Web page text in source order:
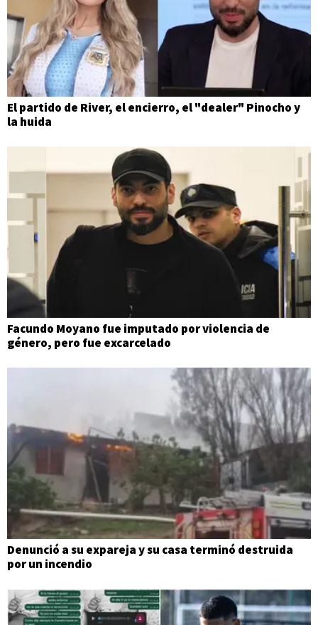
El partido de River, el encierro, el "dealer" Pinocho y
la huida
Facundo Moyano fue imputado por violencia de
género, pero fue excarcelado
Denunció a su expareja y su casa terminó destruida
por un incendio